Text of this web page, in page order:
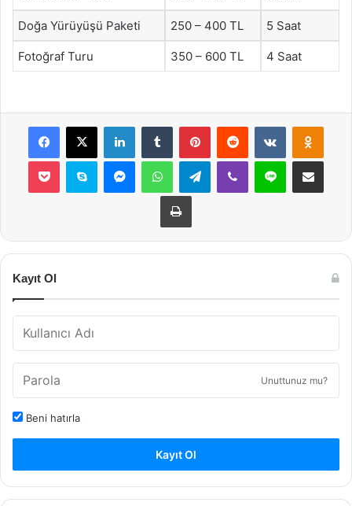
Doğa Yürüyüşü Paketi 250 – 400 TL 5 Saat
Fotoğraf Turu 350 – 600 TL 4 Saat
Facebook
X LinkedInTumblr PinterestReddit VKontakte
Pocket Skype MessengerWhatsAppTelegramViber Line E-Posta ile
Yazdır
Kayıt Ol
Unuttunuz mu?
Beni hatırla
Kayıt Ol